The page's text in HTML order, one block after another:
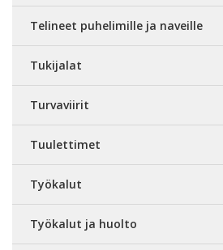
Telineet puhelimille ja naveille
Tukijalat
Turvaviirit
Tuulettimet
Työkalut
Työkalut ja huolto